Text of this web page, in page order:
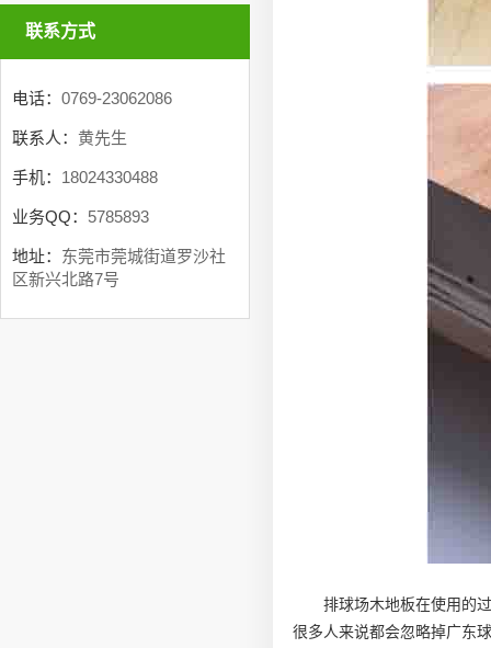
联系方式
电话： 0769-23062086
联系人： 黄先生
手机： 18024330488
业务QQ： 5785893
地址： 东莞市莞城街道罗沙社
区新兴北路7号
排球场木地板在使用的
很多人来说都会忽略掉广东